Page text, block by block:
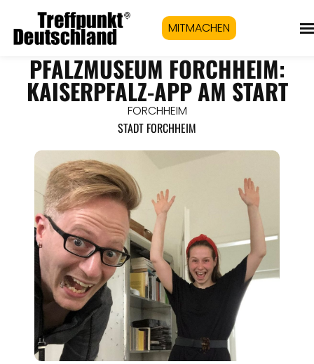
MITMACHEN
PFALZMUSEUM FORCHHEIM:
KAISERPFALZ-APP AM START
FORCHHEIM
STADT FORCHHEIM